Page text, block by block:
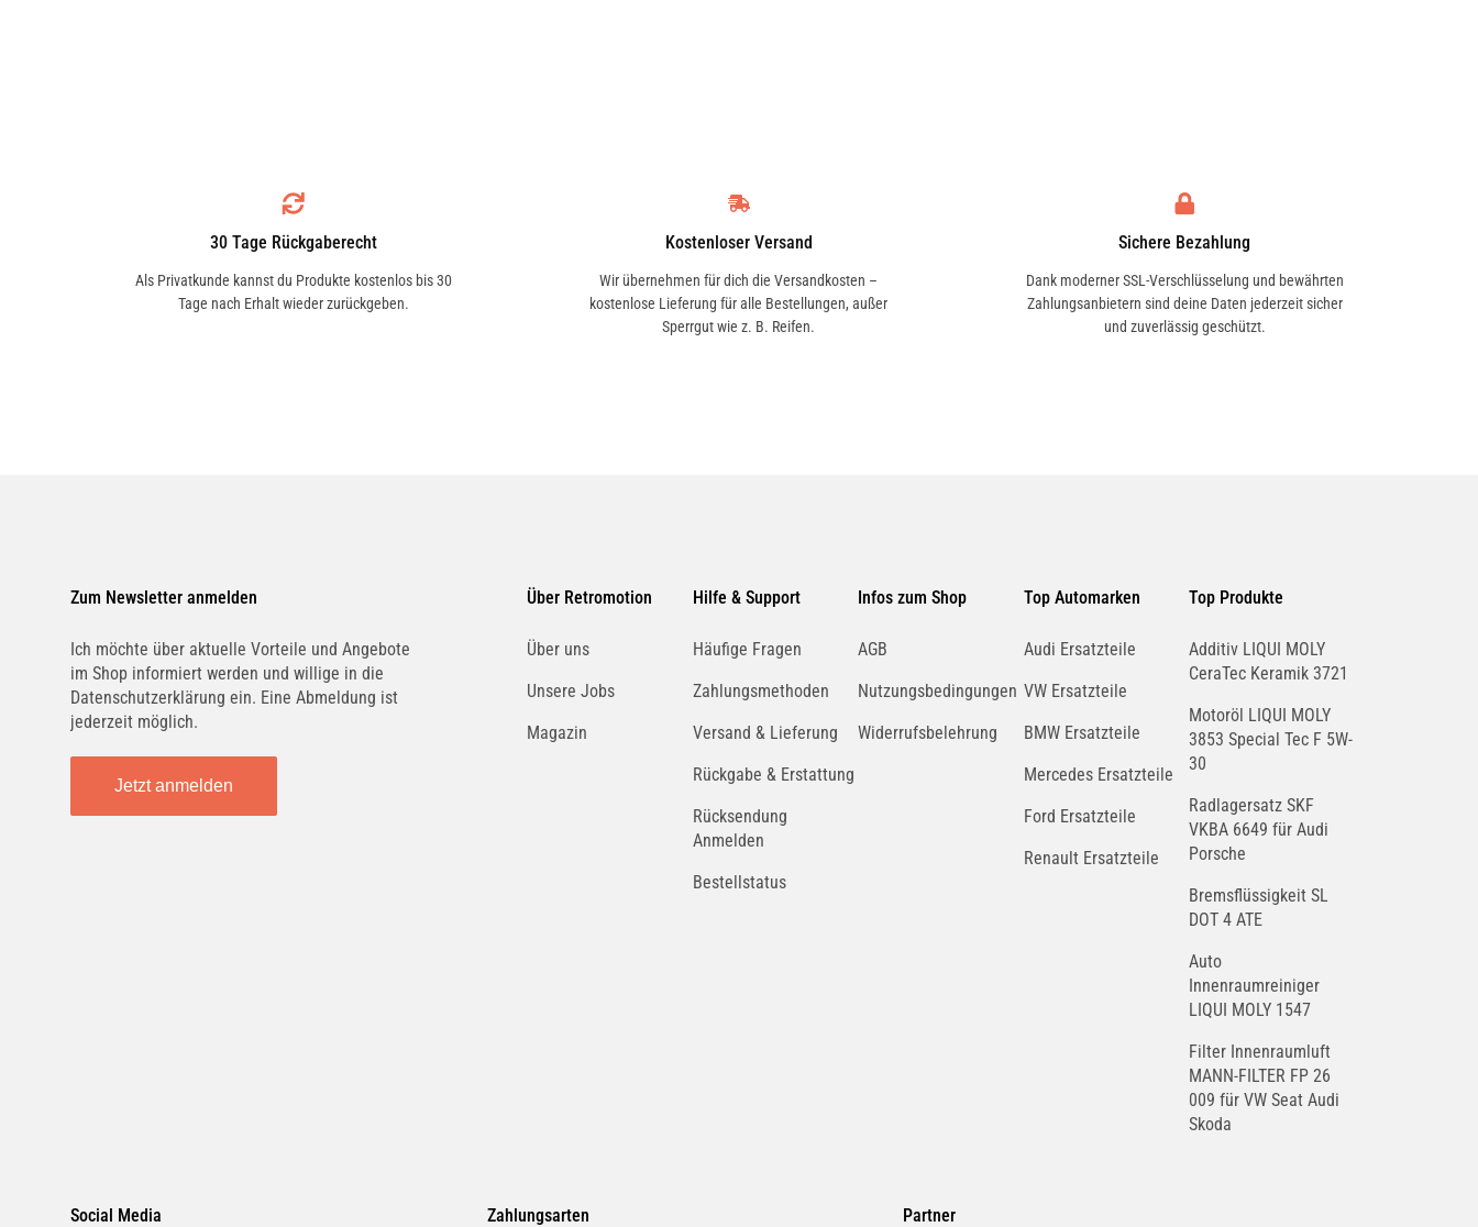
30 Tage Rückgaberecht
Als Privatkunde kannst du Produkte kostenlos bis 30
Tage nach Erhalt wieder zurückgeben.
Kostenloser Versand
Wir übernehmen für dich die Versandkosten –
kostenlose Lieferung für alle Bestellungen, außer
Sperrgut wie z. B. Reifen.
Sichere Bezahlung
Dank moderner SSL-Verschlüsselung und bewährten
Zahlungsanbietern sind deine Daten jederzeit sicher
und zuverlässig geschützt.
Zum Newsletter anmelden
Ich möchte über aktuelle Vorteile und Angebote
im Shop informiert werden und willige in die
Datenschutzerklärung ein. Eine Abmeldung ist
jederzeit möglich.
Jetzt anmelden
Über Retromotion
Über uns
Unsere Jobs
Magazin
Hilfe & Support
Häufige Fragen
Zahlungsmethoden
Versand & Lieferung
Rückgabe & Erstattung
Rücksendung
Anmelden
Bestellstatus
Infos zum Shop
AGB
Nutzungsbedingungen
Widerrufsbelehrung
Top Automarken
Audi Ersatzteile
VW Ersatzteile
BMW Ersatzteile
Mercedes Ersatzteile
Ford Ersatzteile
Renault Ersatzteile
Top Produkte
Additiv LIQUI MOLY
CeraTec Keramik 3721
Motoröl LIQUI MOLY
3853 Special Tec F 5W-
30
Radlagersatz SKF
VKBA 6649 für Audi
Porsche
Bremsflüssigkeit SL
DOT 4 ATE
Auto
Innenraumreiniger
LIQUI MOLY 1547
Filter Innenraumluft
MANN-FILTER FP 26
009 für VW Seat Audi
Skoda
Social Media Zahlungsarten Partner